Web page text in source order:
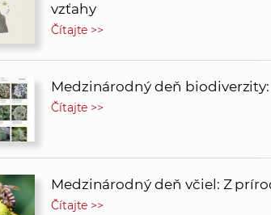
vzťahy
Čítajte >>
Medzinárodný deň
Čítajte >>
Medzinárodný deň včiel: Z
Čítajte >>